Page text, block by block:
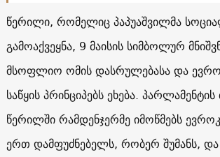
წერილი, რომელიც პაპუაშვილმა
გამოაქვეყნა, 9 მაისის სიმბოლურ
მსოფლიო ომის დასრულებასა და
საწყის პრინციპებს ეხება.
წერილში რამდენჯერმე იმოწმებს
ერთ დამფუძნებელს, რობერ შუმანს,